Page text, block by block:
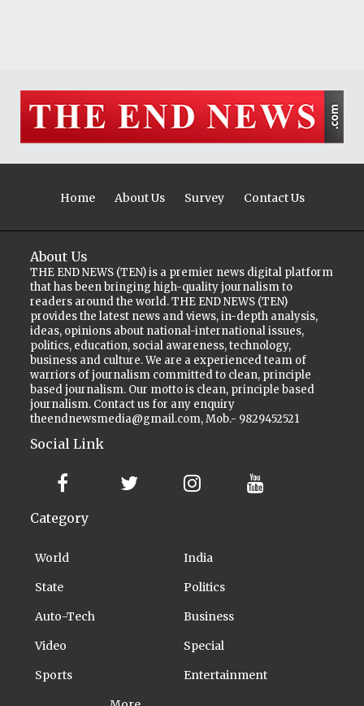
Home About Us Survey Contact Us
About Us
THE END NEWS (TEN) is a premier news digital platform
that has been bringing high-quality journalism to
readers around the world. THE END NEWS (TEN)
provides the latest news and views, in-depth analysis,
ideas, opinions about national-international issues,
politics, education, social awareness, technology,
business and culture. We are a experienced team of
warriors of journalism committed to clean, principle
based journalism. Our motto is clean, principle based
journalism. Contact us for any enquiry
theendnewsmedia@gmail.com, Mob.- 9829452521
Social Link
Category
World
India
State
Politics
Auto-Tech
Business
Video
Special
Sports
Entertainment